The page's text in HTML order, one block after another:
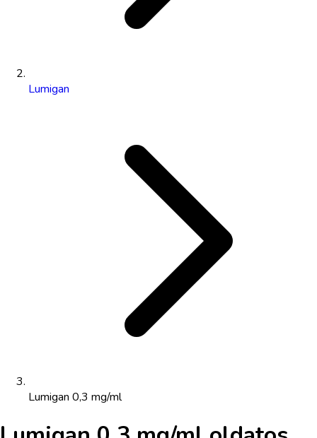
Lumigan
Lumigan 0,3 mg/ml